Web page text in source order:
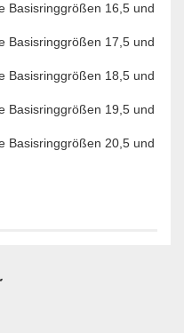
Basisringgrößen 16,5 und
Basisringgrößen 17,5 und
Basisringgrößen 18,5 und
Basisringgrößen 19,5 und
Basisringgrößen 20,5 und